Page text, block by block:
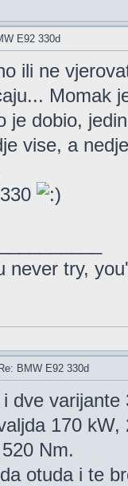
E92 330d
ili ne
Momak
je dobio,
vise, a
never try,
Re: BMW E92 330d
dve
170
Nm.
otuda i te